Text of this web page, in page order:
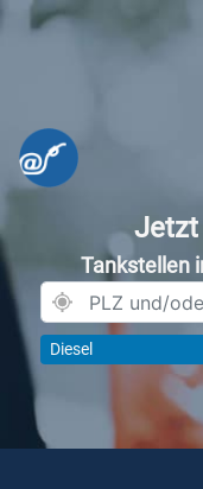
Jetzt
Tankstellen
Diesel